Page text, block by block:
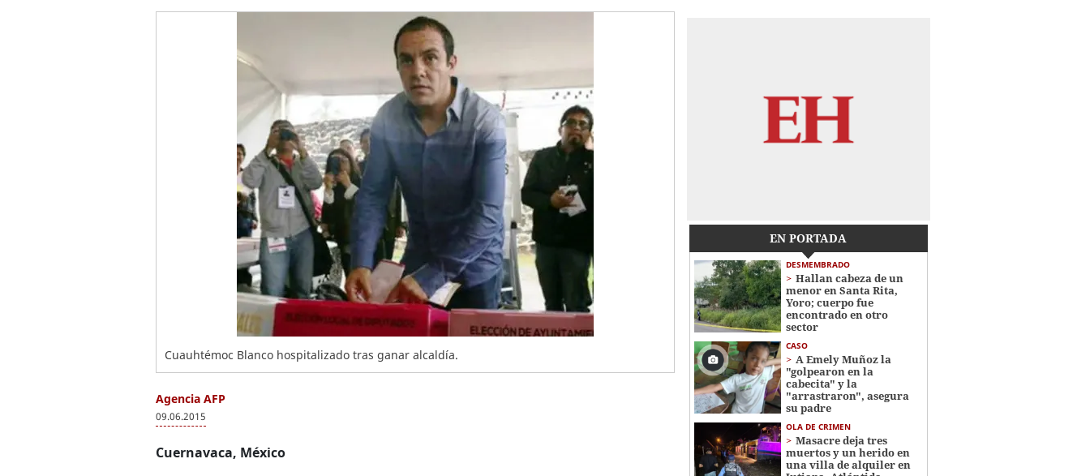
Cuauhtémoc Blanco hospitalizado tras ganar alcaldía.
Agencia AFP
09.06.2015
Cuernavaca, México
EN PORTADA
DESMEMBRADO
Hallan cabeza de un
menor en Santa Rita,
Yoro; cuerpo fue
encontrado en otro
sector
CASO
A Emely Muñoz la
"golpearon en la
cabecita" y la
"arrastraron", asegura
su padre
OLA DE CRIMEN
Masacre deja tres
muertos y un herido en
una villa de alquiler en